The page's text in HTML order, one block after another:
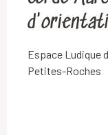
Espace Ludique
Petites-Roches